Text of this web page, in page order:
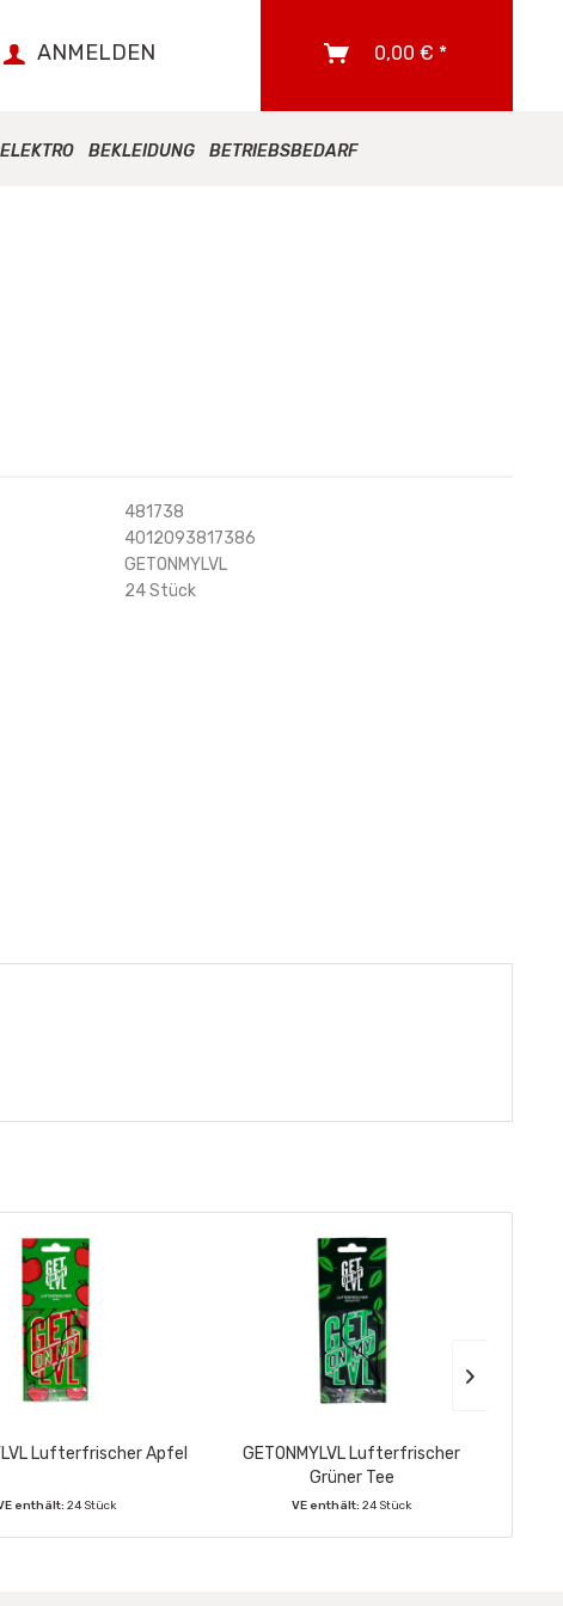
ANMELDEN 0,00 € *
ELEKTRO BEKLEIDUNG BETRIEBSBEDARF
481738
4012093817386
GETONMYLVL
24 Stück
Lufterfrischer Apfel
enthält: 24 Stück
GETONMYLVL Lufterfrischer
Grüner Tee
VE enthält:24 Stück